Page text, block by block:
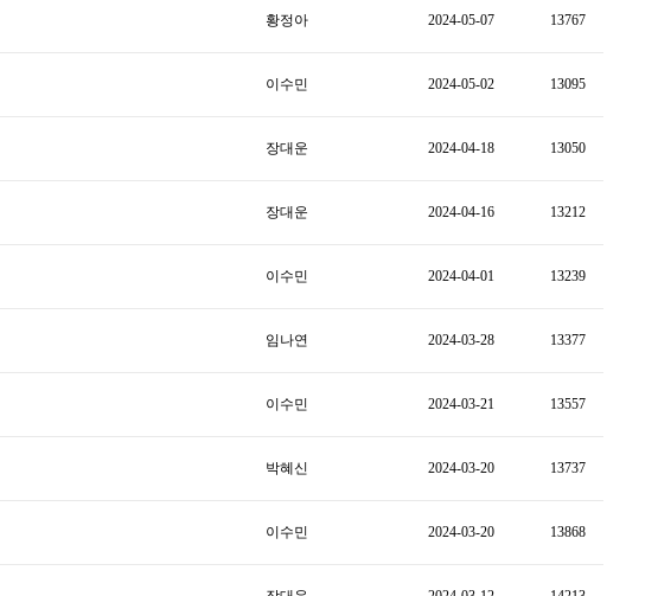
황정아 2024-05-07 13767
이수민 2024-05-02 13095
장대운 2024-04-18 13050
장대운 2024-04-16 13212
이수민 2024-04-01 13239
임나연 2024-03-28 13377
이수민 2024-03-21 13557
박혜신 2024-03-20 13737
이수민 2024-03-20 13868